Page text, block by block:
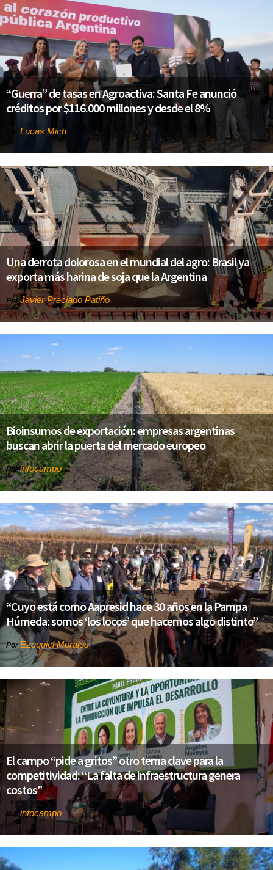
“Guerra” de tasas en Agroactiva: Santa Fe anunció
créditos por $116.000 millones y desde el 8%
Por Lucas Mich
Una derrota dolorosa en el mundial del agro: Brasil ya
exporta más harina de soja que la Argentina
PorJavier Preciado Patiño
Bioinsumos de exportación: empresas argentinas
buscan abrir la puerta del mercado europeo
Porinfocampo
“Cuyo está como Aapresid hace 30 años en la Pampa
Húmeda: somos ‘los locos’ que hacemos algo distinto”
PorEzequiel Morales
El campo “pide a gritos” otro tema clave para la
competitividad: “La falta de infraestructura genera
costos”
Porinfocampo